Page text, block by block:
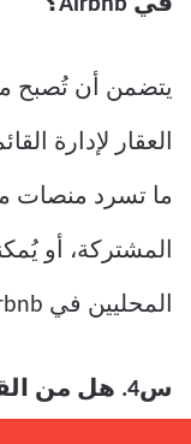
في Airbnb؟
يتضمن أن تُصبح
العقار لإدارة
المشتركة، أو
المحليين في Airbnb.
س4. هل من